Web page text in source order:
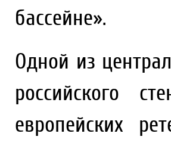
бассейне».
Одной из
российского
европейских